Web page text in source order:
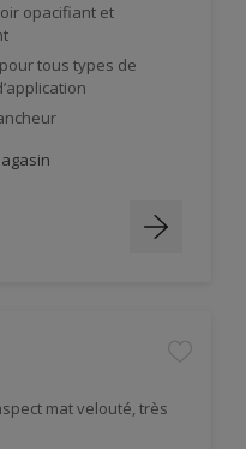
opacifiant et
tous types de
mat velouté, très